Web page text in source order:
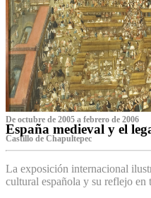
De octubre de 2005 a febrero de 2006
España medieval y el
Castillo de Chapultepec
La exposición internacional
cultural española y su reflejo